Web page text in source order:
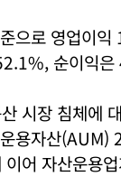
으로 영업이
순이익
시장 침체에
용자산
어 자산운용